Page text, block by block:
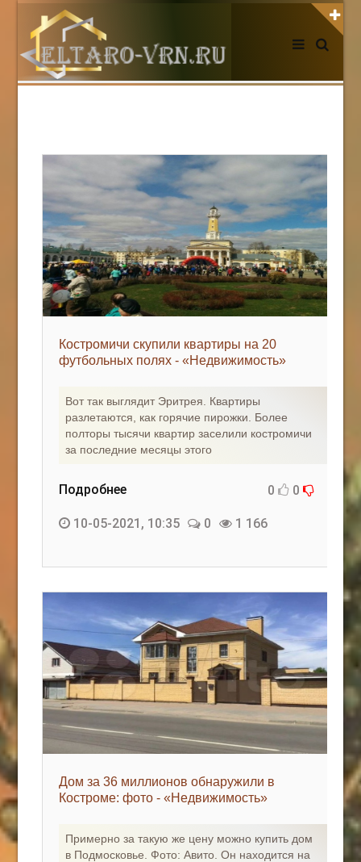
АВТОРИЗАЦИЯ НА САЙТЕ
Регистрация
НОВОСТИ СЕГОДНЯ
Edgarpo26@gmail.com
axin.ed@yandex.ru
yrikf40@gmail.com
Eltaro-Vrn.ru
Костромичи скупили квартиры на 20
футбольных полях - «Недвижимость»
Вот так выглядит Эритрея. Квартиры
разлетаются, как горячие пирожки. Более
полторы тысячи квартир заселили костромичи
за последние месяцы этого
Подробнее 0 0
10-05-2021, 10:35 0 1 166
Дом за 36 миллионов обнаружили в
Костроме: фото - «Недвижимость»
Примерно за такую же цену можно купить дом
в Подмосковье. Фото: Авито. Он находится на